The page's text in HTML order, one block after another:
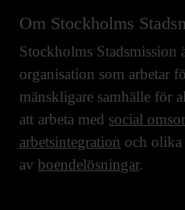
Om Stockholms
Stockholms Stadsmission
organisation som arbetar
mänskligare samhälle för
att arbeta med social
arbetsintegration och
av boendelösningar.